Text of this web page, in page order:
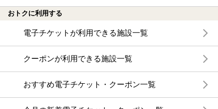
おトクに利用する
電子チケットが利用できる施設一覧
クーポンが利用できる施設一覧
おすすめ電子チケット・クーポン一覧